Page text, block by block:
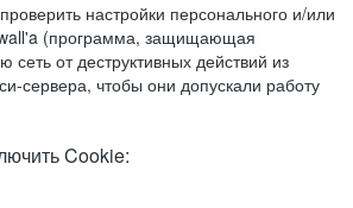
настройки персонального и/или
(программа, защищающая
сеть от деструктивных действий из
сервера, чтобы они допускали работу
Cookie: